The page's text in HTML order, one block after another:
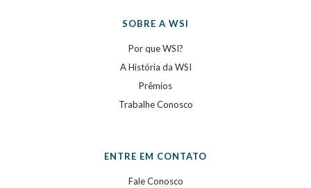
SOBRE A WSI
Por que WSI?
A História da WSI
Prêmios
Trabalhe Conosco
ENTRE EM CONTATO
Fale Conosco